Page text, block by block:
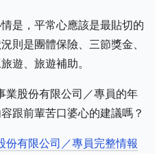
是，平常心應該是最貼切的
則是團體保險、三節獎金、
遊、旅遊補助。
業股份有限公司／專員的年
跟前輩苦口婆心的建議嗎？
份有限公司／專員完整情報